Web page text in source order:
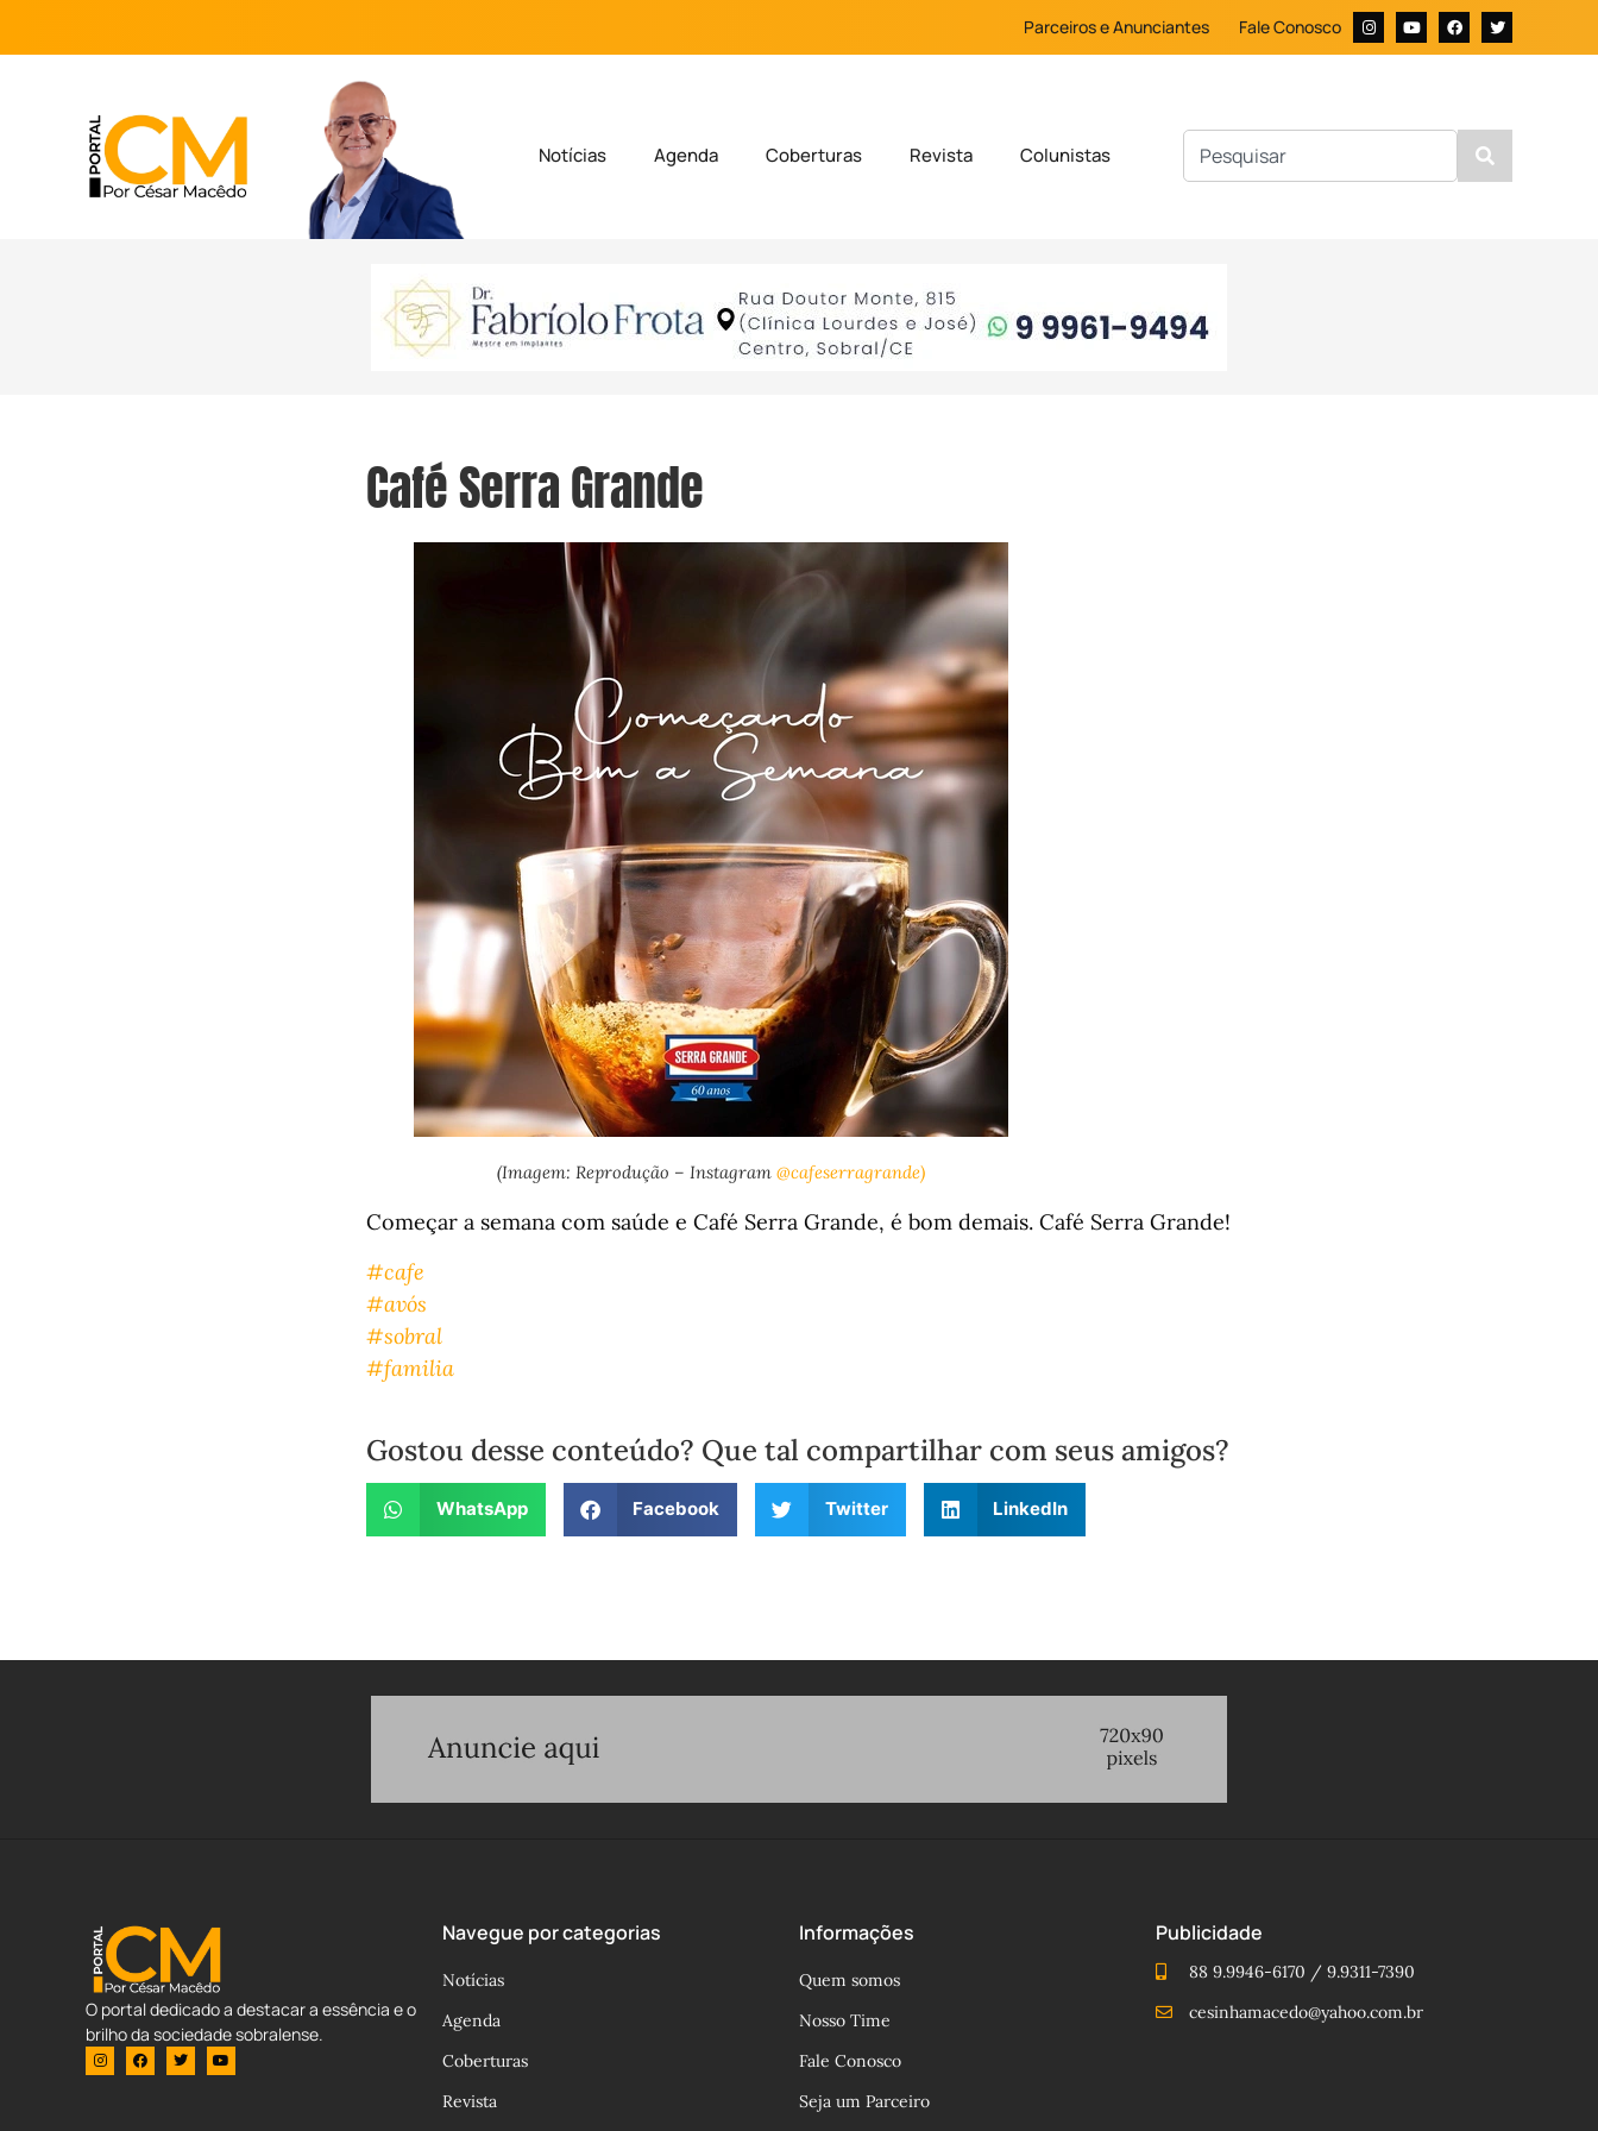
Parceiros e Anunciantes Fale Conosco
Notícias Agenda Coberturas Revista Colunistas
Café Serra Grande
(Imagem: Reprodução – Instagram @cafeserragrande)
Começar a semana com saúde e Café Serra Grande, é bom demais. Café Serra Grande!
#cafe
#avós
#sobral
#familia
Gostou desse conteúdo? Que tal compartilhar com seus amigos?
WhatsApp Facebook Twitter LinkedIn
O portal dedicado a destacar a essência e o
brilho da sociedade sobralense.
Navegue por categorias
Notícias
Agenda
Coberturas
Revista
Informações
Quem somos
Nosso Time
Fale Conosco
Seja um Parceiro
Publicidade
88 9.9946-6170 / 9.9311-7390
cesinhamacedo@yahoo.com.br